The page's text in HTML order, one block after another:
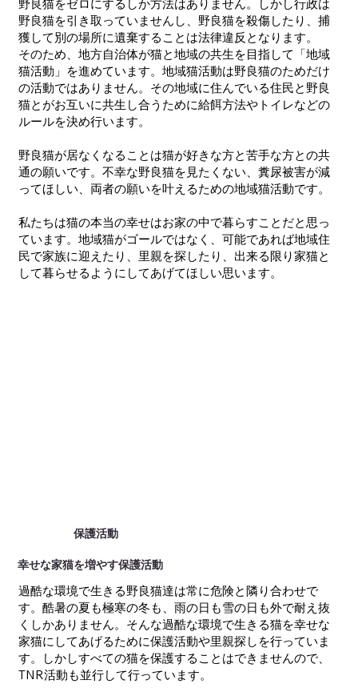
野良猫をゼロにするしか方法はありません。しかし行政は
野良猫を引き取っていませんし、野良猫を殺傷したり、捕
獲して別の場所に遺棄することは法律違反となります。
そのため、地方自治体が猫と地域の共生を目指して「地域
猫活動」を進めています。地域猫活動は野良猫のためだけ
の活動ではありません。その地域に住んでいる住民と野良
猫とがお互いに共生し合うために給餌方法やトイレなどの
ルールを決め行います。
野良猫が居なくなることは猫が好きな方と苦手な方との共
通の願いです。不幸な野良猫を見たくない、糞尿被害が減
ってほしい、両者の願いを叶えるための地域猫活動です。
​私たちは猫の本当の幸せはお家の中で暮らすことだと思っ
ています。地域猫がゴールではなく、可能であれば地域住
民で家族に迎えたり、里親を探したり、出来る限り家猫と
して暮らせるようにしてあげてほしい思います。
保護活動
幸せな家猫を増やす保護活動
過酷な環境で生きる野良猫達は常に危険と隣り合わせで
す。酷暑の夏も極寒の冬も、雨の日も雪の日も外で耐え抜
くしかありません。そんな過酷な環境で生きる猫を幸せな
家猫にしてあげるために保護活動や里親探しを行っていま
す。しかしすべての猫を保護することはできませんので、
TNR活動も並行して行っています。